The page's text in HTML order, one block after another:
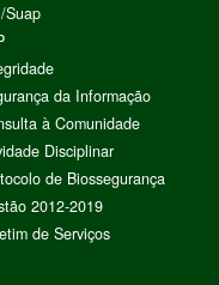
Suap
da Informação
à Comunidade
Disciplinar
de Biossegurança
2012-2019
de Serviços